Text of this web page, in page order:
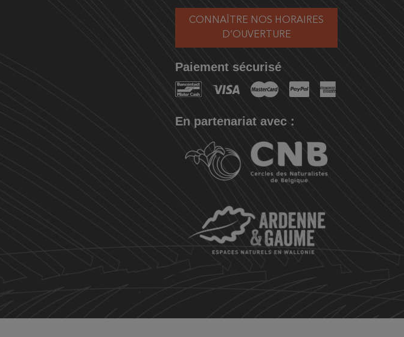
CONNAÎTRE NOS HORAIRES
D’OUVERTURE
Paiement sécurisé
En partenariat avec :